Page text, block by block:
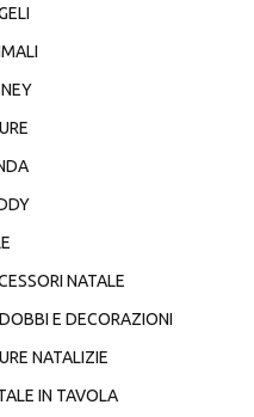
NATALE
E DECORAZIONI
NATALIZIE
IN TAVOLA